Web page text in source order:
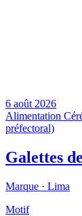
6 août 2026
Alimentation
préfectoral)
Galettes
Marque · Lima
Motif